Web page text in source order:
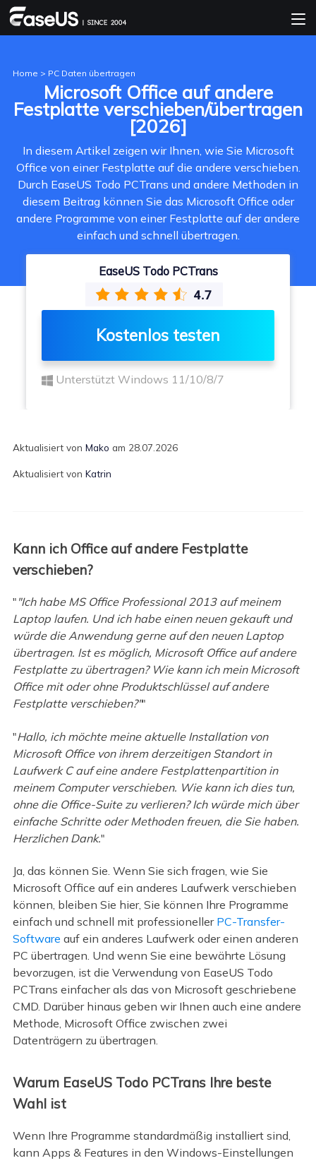
Home > PC Daten übertragen
Microsoft Office auf andere
Festplatte verschieben/übertragen
[2026]
In diesem Artikel zeigen wir Ihnen, wie Sie Microsoft
Office von einer Festplatte auf die andere verschieben.
Durch EaseUS Todo PCTrans und andere Methoden in
diesem Beitrag können Sie das Microsoft Office oder
andere Programme von einer Festplatte auf der andere
einfach und schnell übertragen.
EaseUS Todo PCTrans
Kostenlos testen
Unterstützt Windows 11/10/8/7
Aktualisiert von Mako am 28.07.2026
Aktualisiert von Katrin
Kann ich Office auf andere Festplatte
verschieben?
" "Ich habe MS Office Professional 2013 auf meinem
Laptop laufen. Und ich habe einen neuen gekauft und
würde die Anwendung gerne auf den neuen Laptop
übertragen. Ist es möglich, Microsoft Office auf andere
Festplatte zu übertragen? Wie kann ich mein Microsoft
Office mit oder ohne Produktschlüssel auf andere
Festplatte verschieben?""
"Hallo, ich möchte meine aktuelle Installation von
Microsoft Office von ihrem derzeitigen Standort in
Laufwerk C auf eine andere Festplattenpartition in
meinem Computer verschieben. Wie kann ich dies tun,
ohne die Office-Suite zu verlieren? Ich würde mich über
einfache Schritte oder Methoden freuen, die Sie haben.
Herzlichen Dank."
Ja, das können Sie. Wenn Sie sich fragen, wie Sie
Microsoft Office auf ein anderes Laufwerk verschieben
können, bleiben Sie hier, Sie können Ihre Programme
einfach und schnell mit professioneller PC-Transfer-
Software auf ein anderes Laufwerk oder einen anderen
PC übertragen. Und wenn Sie eine bewährte Lösung
bevorzugen, ist die Verwendung von EaseUS Todo
PCTrans einfacher als das von Microsoft geschriebene
CMD. Darüber hinaus geben wir Ihnen auch eine andere
Methode, Microsoft Office zwischen zwei
Datenträgern zu übertragen.
Warum EaseUS Todo PCTrans Ihre beste
Wahl ist
Wenn Ihre Programme standardmäßig installiert sind,
kann Apps & Features in den Windows-Einstellungen